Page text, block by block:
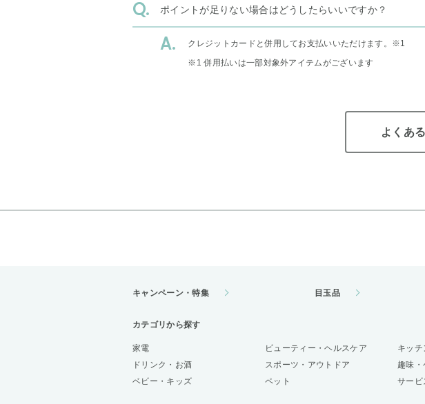
ポイントが足りない場合はどうしたらいいですか？
クレジットカードと併用してお支払いいただけます。 ※1
※1 併用払いは一部対象外アイテムがございます
よくあ
キャンペーン・特集 目玉品
カテゴリから探す
家電 ビューティー・ヘルスケア キッチ
ドリンク・お酒
スポーツ・アウトドア 趣味・
ベビー・キッズ
ペット サービ